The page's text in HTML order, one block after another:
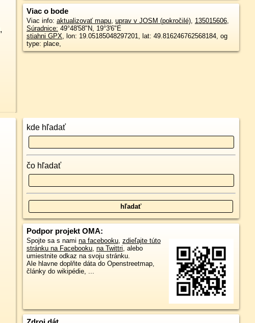
,
Viac o bode
Viac info: aktualizovať mapu, uprav v JOSM (pokročilé), 135015606,
Súradnice: 49°48'58"N, 19°3'6"E
stiahni GPX, lon: 19.05185048297201, lat: 49.816246762568184, og
type: place,
kde hľadať
čo hľadať
Podpor projekt OMA:
Spojte sa s nami na facebooku, zdieľajte túto
stránku na Facebooku, na Twittri, alebo
umiestnite odkaz na svoju stránku.
Ale hlavne doplňte dáta do Openstreetmap,
články do wikipédie, ...